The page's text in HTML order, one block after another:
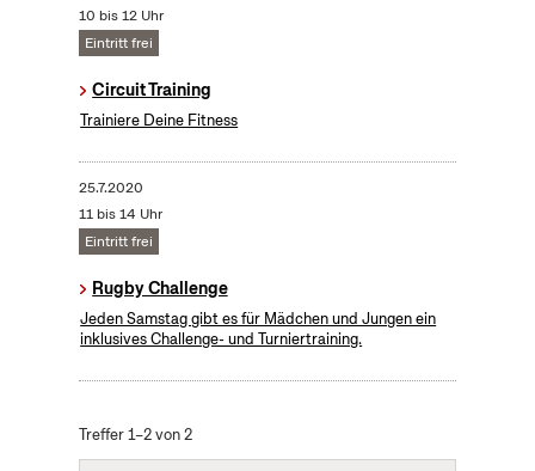
10 bis 12 Uhr
Eintritt frei
Circuit Training
Trainiere Deine Fitness
25.7.2020
11 bis 14 Uhr
Eintritt frei
Rugby Challenge
Jeden Samstag gibt es für Mädchen und Jungen ein
inklusives Challenge- und Turniertraining.
Treffer 1–2 von 2